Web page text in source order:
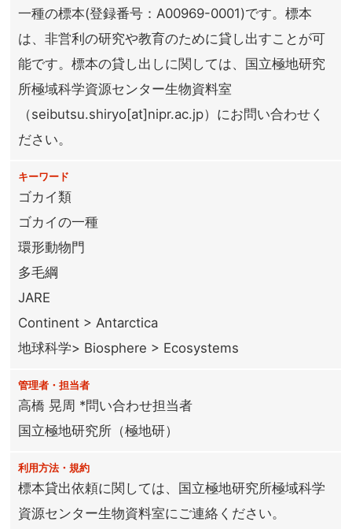
一種の標本(登録番号：A00969-0001)です。標本
は、非営利の研究や教育のために貸し出すことが可
能です。標本の貸し出しに関しては、国立極地研究
所極域科学資源センター生物資料室
（seibutsu.shiryo[at]nipr.ac.jp）にお問い合わせく
ださい。
キーワード
ゴカイ類
ゴカイの一種
環形動物門
多毛綱
JARE
Continent > Antarctica
地球科学> Biosphere > Ecosystems
管理者・担当者
高橋 晃周 *問い合わせ担当者
国立極地研究所（極地研）
利用方法・規約
標本貸出依頼に関しては、国立極地研究所極域科学
資源センター生物資料室にご連絡ください。